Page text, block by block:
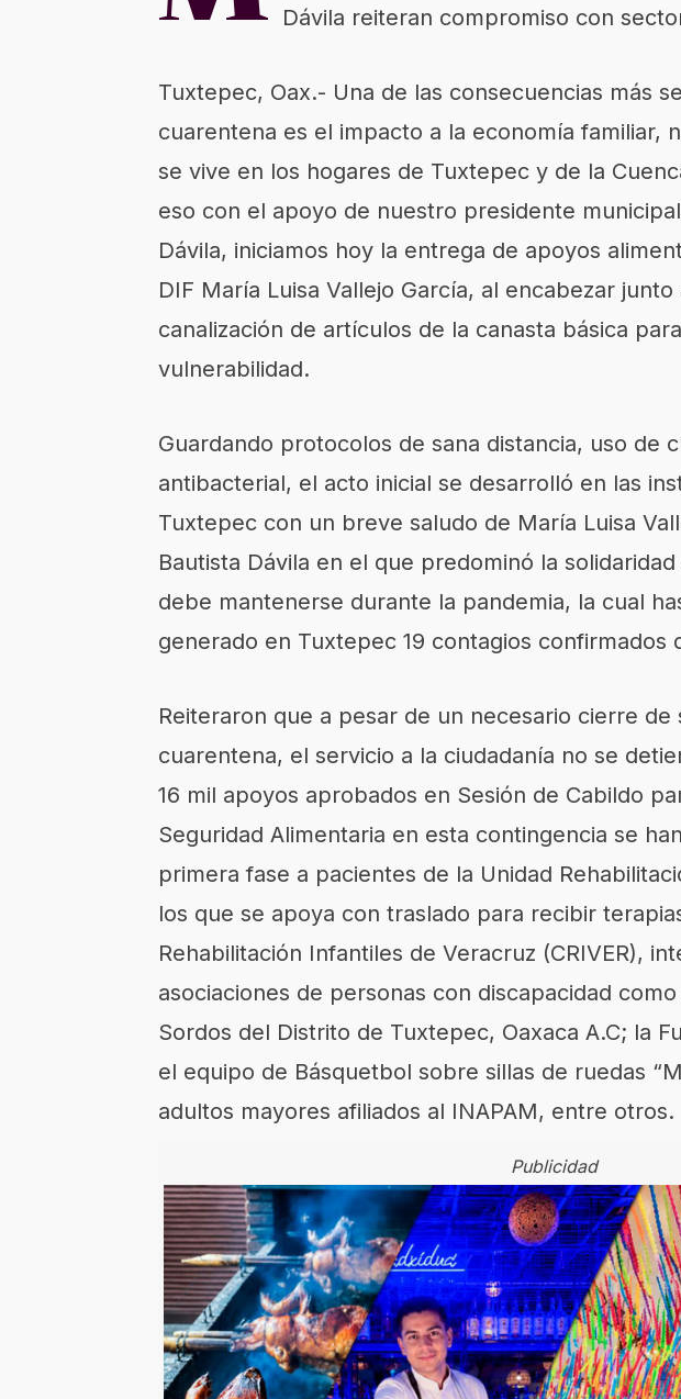
Dávila reiteran compromiso con
Tuxtepec, Oax.- Una de las consecuencias más
cuarentena es el impacto a la economía familiar,
se vive en los hogares de Tuxtepec y de la
eso con el apoyo de nuestro presidente
Dávila, iniciamos hoy la entrega de apoyos
DIF María Luisa Vallejo García, al encabezar
canalización de artículos de la canasta básica
vulnerabilidad.
Guardando protocolos de sana distancia, uso de
antibacterial, el acto inicial se desarrolló en las
Tuxtepec con un breve saludo de María Luisa
Bautista Dávila en el que predominó la
debe mantenerse durante la pandemia, la cual
generado en Tuxtepec 19 contagios confirmados
Reiteraron que a pesar de un necesario cierre
cuarentena, el servicio a la ciudadanía no se
16 mil apoyos aprobados en Sesión de Cabildo
Seguridad Alimentaria en esta contingencia se
primera fase a pacientes de la Unidad
los que se apoya con traslado para recibir
Rehabilitación Infantiles de Veracruz (CRIVER),
asociaciones de personas con discapacidad
Sordos del Distrito de Tuxtepec, Oaxaca A.C; la
el equipo de Básquetbol sobre sillas de ruedas
adultos mayores afiliados al INAPAM, entre otros.
Publicidad